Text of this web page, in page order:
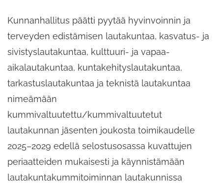
Kunnanhallitus päätti pyytää hyvinvoinnin ja
terveyden edistämisen lautakuntaa, kasvatus- ja
sivistyslautakuntaa, kulttuuri- ja vapaa-
aikalautakuntaa, kuntakehityslautakuntaa,
tarkastuslautakuntaa ja teknistä lautakuntaa
nimeämään
kummivaltuutettu/kummivaltuutetut
lautakunnan jäsenten joukosta toimikaudelle
2025–2029 edellä selostusosassa kuvattujen
periaatteiden mukaisesti ja käynnistämään
lautakuntakummitoiminnan lautakunnissa